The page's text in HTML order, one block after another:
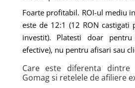
Foarte profitabil. ROI-ul mediu
este de 12:1 (12 RON castigati
investit). Platesti doar pentru
efective), nu pentru afisari sau
Care este diferenta dintre
Gomag si retelele de afiliere